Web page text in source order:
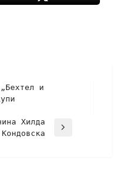
и
Хилда
Кондовска